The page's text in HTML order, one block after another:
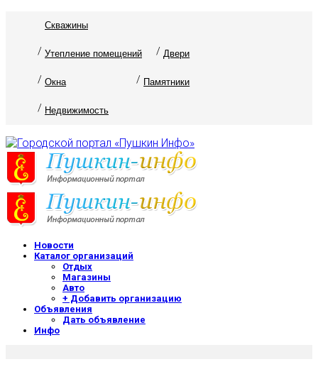
Скважины
Утепление помещений Двери
Окна Памятники
Недвижимость
Новости
Каталог организаций
Отдых
Магазины
Авто
+ Добавить организацию
Объявления
Дать объявление
Инфо